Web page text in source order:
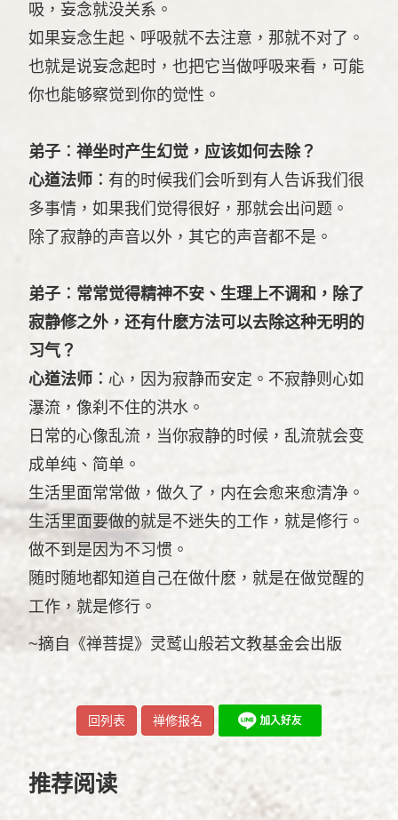
吸，妄念就没关系。
如果妄念生起、呼吸就不去注意，那就不对了。
也就是说妄念起时，也把它当做呼吸来看，可能
你也能够察觉到你的觉性。
弟子︰禅坐时产生幻觉，应该如何去除？
心道法师︰ 有的时候我们会听到有人告诉我们很
多事情，如果我们觉得很好，那就会出问题。
除了寂静的声音以外，其它的声音都不是。
弟子︰常常觉得精神不安、生理上不调和，除了
寂静修之外，还有什麽方法可以去除这种无明的
习气？
心道法师︰ 心，因为寂静而安定。不寂静则心如
瀑流，像刹不住的洪水。
日常的心像乱流，当你寂静的时候，乱流就会变
成单纯、简单。
生活里面常常做，做久了，内在会愈来愈清净。
生活里面要做的就是不迷失的工作，就是修行。
做不到是因为不习惯。
随时随地都知道自己在做什麽，就是在做觉醒的
工作，就是修行。
~摘自《禅菩提》灵鹫山般若文教基金会出版
回列表 禅修报名
推荐阅读